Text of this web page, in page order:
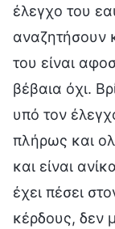
έλεγχο του
αναζητήσουν
του είναι
βέβαια όχι.
υπό τον
πλήρως και
και είναι
έχει πέσει
κέρδους, δεν